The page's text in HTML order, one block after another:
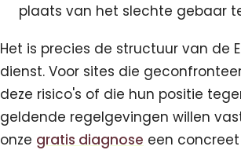
plaats van het slechte gebaar
Het is precies de structuur van de
dienst. Voor sites die
deze risico's of die hun positie
geldende regelgevingen willen
onze gratis diagnose een